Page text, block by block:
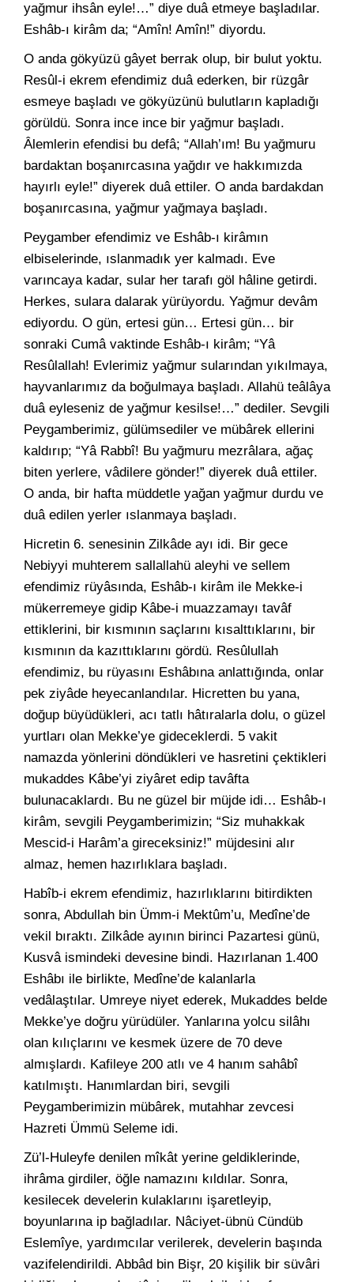
yağmur ihsân eyle!…” diye duâ etmeye başladılar.
Eshâb-ı kirâm da; “Amîn! Amîn!” diyordu.
O anda gökyüzü gâyet berrak olup, bir bulut yoktu.
Resûl-i ekrem efendimiz duâ ederken, bir rüzgâr
esmeye başladı ve gökyüzünü bulutların kapladığı
görüldü. Sonra ince ince bir yağmur başladı.
Âlemlerin efendisi bu defâ; “Allah’ım! Bu yağmuru
bardaktan boşanırcasına yağdır ve hakkımızda
hayırlı eyle!” diyerek duâ ettiler. O anda bardakdan
boşanırcasına, yağmur yağmaya başladı.
Peygamber efendimiz ve Eshâb-ı kirâmın
elbiselerinde, ıslanmadık yer kalmadı. Eve
varıncaya kadar, sular her tarafı göl hâline getirdi.
Herkes, sulara dalarak yürüyordu. Yağmur devâm
ediyordu. O gün, ertesi gün… Ertesi gün… bir
sonraki Cumâ vaktinde Eshâb-ı kirâm; “Yâ
Resûlallah! Evlerimiz yağmur sularından yıkılmaya,
hayvanlarımız da boğulmaya başladı. Allahü teâlâya
duâ eyleseniz de yağmur kesilse!…” dediler. Sevgili
Peygamberimiz, gülümsediler ve mübârek ellerini
kaldırıp; “Yâ Rabbî! Bu yağmuru mezrâlara, ağaç
biten yerlere, vâdilere gönder!” diyerek duâ ettiler.
O anda, bir hafta müddetle yağan yağmur durdu ve
duâ edilen yerler ıslanmaya başladı.
Hicretin 6. senesinin Zilkâde ayı idi. Bir gece
Nebiyyi muhterem sallallahü aleyhi ve sellem
efendimiz rüyâsında, Eshâb-ı kirâm ile Mekke-i
mükerremeye gidip Kâbe-i muazzamayı tavâf
ettiklerini, bir kısmının saçlarını kısalttıklarını, bir
kısmının da kazıttıklarını gördü. Resûlullah
efendimiz, bu rüyasını Eshâbına anlattığında, onlar
pek ziyâde heyecanlandılar. Hicretten bu yana,
doğup büyüdükleri, acı tatlı hâtıralarla dolu, o güzel
yurtları olan Mekke’ye gideceklerdi. 5 vakit
namazda yönlerini döndükleri ve hasretini çektikleri
mukaddes Kâbe’yi ziyâret edip tavâfta
bulunacaklardı. Bu ne güzel bir müjde idi… Eshâb-ı
kirâm, sevgili Peygamberimizin; “Siz muhakkak
Mescid-i Harâm’a gireceksiniz!” müjdesini alır
almaz, hemen hazırlıklara başladı.
Habîb-i ekrem efendimiz, hazırlıklarını bitirdikten
sonra, Abdullah bin Ümm-i Mektûm’u, Medîne’de
vekil bıraktı. Zilkâde ayının birinci Pazartesi günü,
Kusvâ ismindeki devesine bindi. Hazırlanan 1.400
Eshâbı ile birlikte, Medîne’de kalanlarla
vedâlaştılar. Umreye niyet ederek, Mukaddes belde
Mekke’ye doğru yürüdüler. Yanlarına yolcu silâhı
olan kılıçlarını ve kesmek üzere de 70 deve
almışlardı. Kafileye 200 atlı ve 4 hanım sahâbî
katılmıştı. Hanımlardan biri, sevgili
Peygamberimizin mübârek, mutahhar zevcesi
Hazreti Ümmü Seleme idi.
Zü’l-Huleyfe denilen mîkât yerine geldiklerinde,
ihrâma girdiler, öğle namazını kıldılar. Sonra,
kesilecek develerin kulaklarını işaretleyip,
boyunlarına ip bağladılar. Nâciyet-übnü Cündüb
Eslemîye, yardımcılar verilerek, develerin başında
vazifelendirildi. Abbâd bin Bişr, 20 kişilik bir süvâri